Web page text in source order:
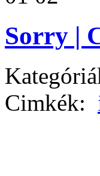
Sorry |
Cimkék: